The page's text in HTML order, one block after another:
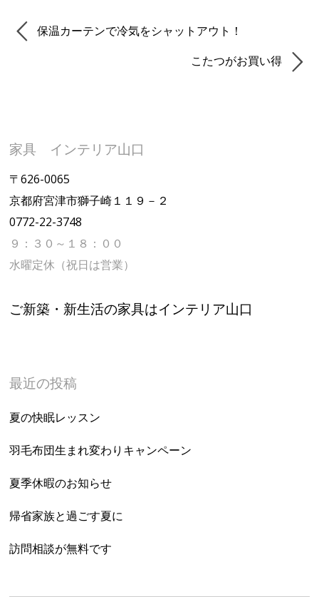
保温カーテンで冷気をシャットアウト！
こたつがお買い得
家具 インテリア山口
〒626-0065
京都府宮津市獅子崎１１９－２
0772-22-3748
９：３０～１８：００
水曜定休（祝日は営業）
ご新築・新生活の家具はインテリア山口
最近の投稿
夏の快眠レッスン
羽毛布団生まれ変わりキャンペーン
夏季休暇のお知らせ
帰省家族と過ごす夏に
訪問相談が無料です